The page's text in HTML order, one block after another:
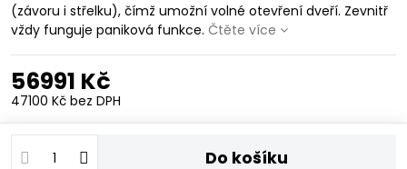
(závoru i střelku), čímž umožní volné otevření dveří. Zevnitř
vždy funguje paniková funkce. Čtěte více
56991 Kč
47100 Kč bez DPH
Do košíku